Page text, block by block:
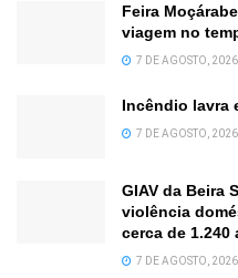
Feira
viagem no
7 DE AGOSTO, 2026
Incêndio lavra
7 DE AGOSTO, 2026
GIAV da Beira
violência
cerca de
7 DE AGOSTO, 2026